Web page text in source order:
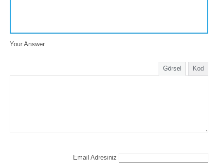
Your Answer
Görsel Kod
Email Adresiniz